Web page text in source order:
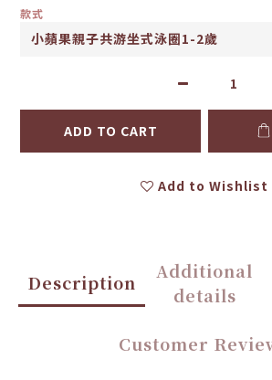
款式
ADD TO CART
Add to Wishlist
Description
Additional
details
Customer